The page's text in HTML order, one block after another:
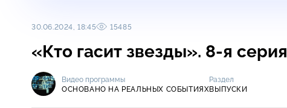
30.06.2024, 18:45 15485
«Кто гасит звезды». 8-я серия
Видео программы
ОСНОВАНО НА РЕАЛЬНЫХ СОБЫТИЯХ
Раздел
ВЫПУСКИ